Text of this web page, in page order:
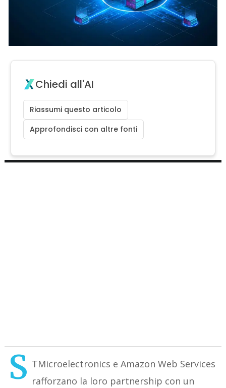
Chiedi all'AI
Riassumi questo articolo
Approfondisci con altre fonti
S TMicroelectronics e Amazon Web Services
rafforzano la loro partnership con un